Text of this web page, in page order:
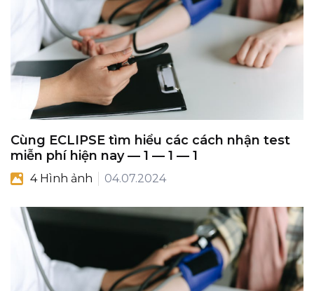
Cùng ECLIPSE tìm hiểu các cách nhận test
miễn phí hiện nay — 1 — 1 — 1
4 Hình ảnh 04.07.2024